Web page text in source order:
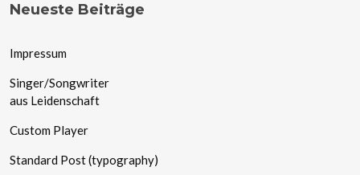
Neueste Beiträge
Impressum
Singer/Songwriter
aus Leidenschaft
Custom Player
Standard Post (typography)